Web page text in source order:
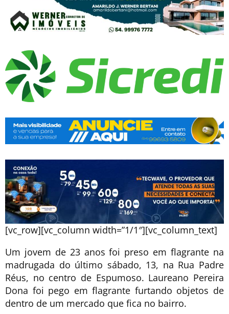
[vc_row][vc_column width=”1/1″][vc_column_text]
Um jovem de 23 anos foi preso em flagrante na
madrugada do último sábado, 13, na Rua Padre
Réus, no centro de Espumoso. Laureano Pereira
Dona foi pego em flagrante furtando objetos de
dentro de um mercado que fica no bairro.